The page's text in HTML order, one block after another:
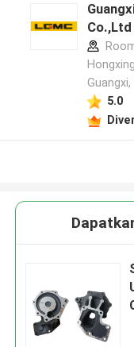
Guangxi,
5.0